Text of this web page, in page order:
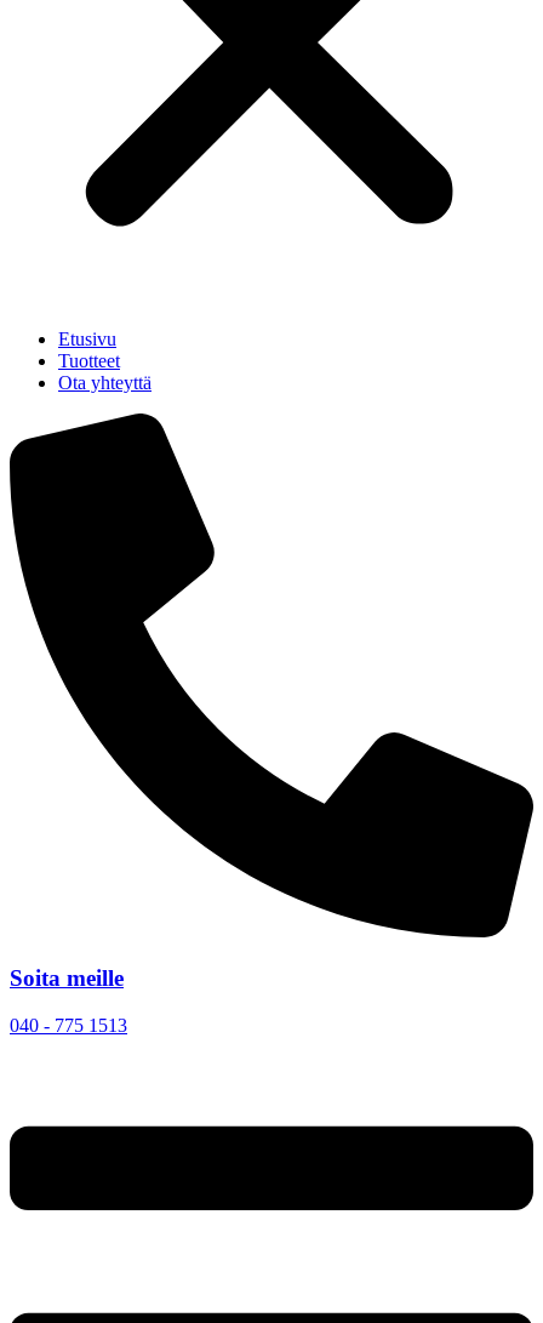
Etusivu
Tuotteet
Ota yhteyttä
Soita meille
040 - 775 1513